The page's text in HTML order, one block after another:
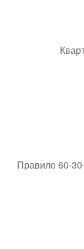
Правило 60-